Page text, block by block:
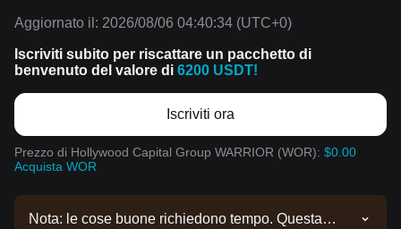
Aggiornato il: 2026/08/06 04:40:34 (UTC+0)
Iscriviti subito per riscattare un pacchetto di
benvenuto del valore di 6200 USDT!
Iscriviti ora
Prezzo di Hollywood Capital Group WARRIOR (WOR): $0.00
Acquista WOR
Nota: le cose buone richiedono tempo. Questa